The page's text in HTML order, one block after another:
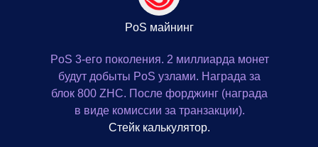
PoS 3-его поколения. 2 миллиарда монет
будут добыты PoS узлами. Награда за
блок 800 ZHC. После форджинг (награда
в виде комиссии за транзакции).
Стейк калькулятор.
PoS майнинг